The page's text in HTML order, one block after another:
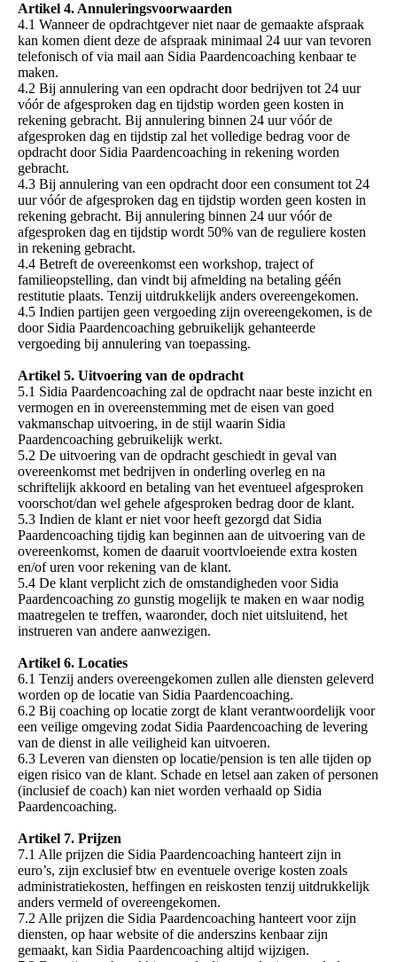
Artikel 4. Annuleringsvoorwaarden
4.1 Wanneer de opdrachtgever niet naar de gemaakte afspraak
kan komen dient deze de afspraak minimaal 24 uur van tevoren
telefonisch of via mail aan Sidia Paardencoaching kenbaar te
maken.
4.2 Bij annulering van een opdracht door bedrijven tot 24 uur
vóór de afgesproken dag en tijdstip worden geen kosten in
rekening gebracht. Bij annulering binnen 24 uur vóór de
afgesproken dag en tijdstip zal het volledige bedrag voor de
opdracht door Sidia Paardencoaching in rekening worden
gebracht.
4.3 Bij annulering van een opdracht door een consument tot 24
uur vóór de afgesproken dag en tijdstip worden geen kosten in
rekening gebracht. Bij annulering binnen 24 uur vóór de
afgesproken dag en tijdstip wordt 50% van de reguliere kosten
in rekening gebracht.
4.4 Betreft de overeenkomst een workshop, traject of
familieopstelling, dan vindt bij afmelding na betaling géén
restitutie plaats. Tenzij uitdrukkelijk anders overeengekomen.
4.5 Indien partijen geen vergoeding zijn overeengekomen, is de
door Sidia Paardencoaching gebruikelijk gehanteerde
vergoeding bij annulering van toepassing.
Artikel 5. Uitvoering van de opdracht
5.1 Sidia Paardencoaching zal de opdracht naar beste inzicht en
vermogen en in overeenstemming met de eisen van goed
vakmanschap uitvoering, in de stijl waarin Sidia
Paardencoaching gebruikelijk werkt.
5.2 De uitvoering van de opdracht geschiedt in geval van
overeenkomst met bedrijven in onderling overleg en na
schriftelijk akkoord en betaling van het eventueel afgesproken
voorschot/dan wel gehele afgesproken bedrag door de klant.
5.3 Indien de klant er niet voor heeft gezorgd dat Sidia
Paardencoaching tijdig kan beginnen aan de uitvoering van de
overeenkomst, komen de daaruit voortvloeiende extra kosten
en/of uren voor rekening van de klant.
5.4 De klant verplicht zich de omstandigheden voor Sidia
Paardencoaching zo gunstig mogelijk te maken en waar nodig
maatregelen te treffen, waaronder, doch niet uitsluitend, het
instrueren van andere aanwezigen.
Artikel 6. Locaties
6.1 Tenzij anders overeengekomen zullen alle diensten geleverd
worden op de locatie van Sidia Paardencoaching.
6.2 Bij coaching op locatie zorgt de klant verantwoordelijk voor
een veilige omgeving zodat Sidia Paardencoaching de levering
van de dienst in alle veiligheid kan uitvoeren.
6.3 Leveren van diensten op locatie/pension is ten alle tijden op
eigen risico van de klant. Schade en letsel aan zaken of personen
(inclusief de coach) kan niet worden verhaald op Sidia
Paardencoaching.
Artikel 7. Prijzen
7.1 Alle prijzen die Sidia Paardencoaching hanteert zijn in
euro’s, zijn exclusief btw en eventuele overige kosten zoals
administratiekosten, heffingen en reiskosten tenzij uitdrukkelijk
anders vermeld of overeengekomen.
7.2 Alle prijzen die Sidia Paardencoaching hanteert voor zijn
diensten, op haar website of die anderszins kenbaar zijn
gemaakt, kan Sidia Paardencoaching altijd wijzigen.